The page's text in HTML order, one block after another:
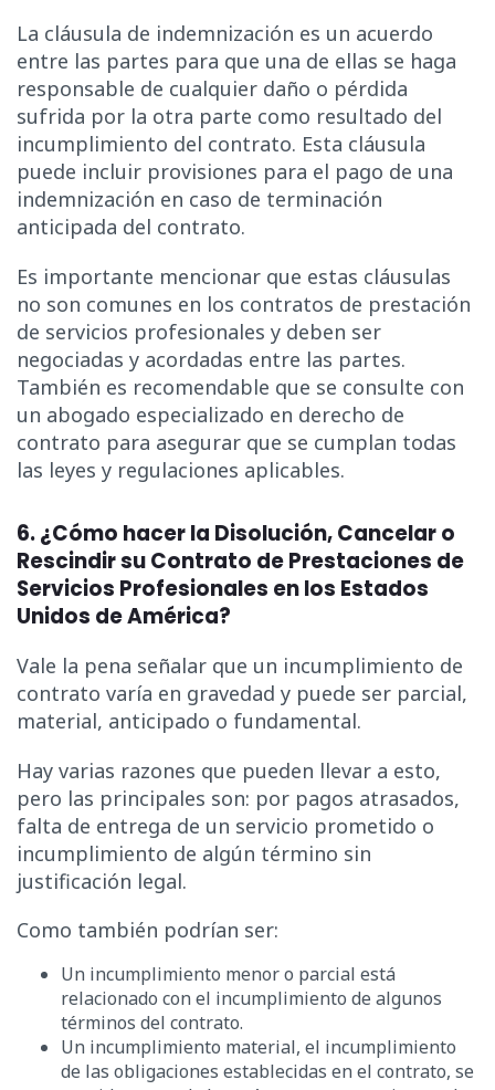
La cláusula de indemnización es un acuerdo
entre las partes para que una de ellas se haga
responsable de cualquier daño o pérdida
sufrida por la otra parte como resultado del
incumplimiento del contrato. Esta cláusula
puede incluir provisiones para el pago de una
indemnización en caso de terminación
anticipada del contrato.
Es importante mencionar que estas cláusulas
no son comunes en los contratos de prestación
de servicios profesionales y deben ser
negociadas y acordadas entre las partes.
También es recomendable que se consulte con
un abogado especializado en derecho de
contrato para asegurar que se cumplan todas
las leyes y regulaciones aplicables.
6. ¿Cómo hacer la Disolución, Cancelar o
Rescindir su Contrato de Prestaciones de
Servicios Profesionales en los Estados
Unidos de América?
Vale la pena señalar que un incumplimiento de
contrato varía en gravedad y puede ser parcial,
material, anticipado o fundamental.
Hay varias razones que pueden llevar a esto,
pero las principales son: por pagos atrasados,
falta de entrega de un servicio prometido o
incumplimiento de algún término sin
justificación legal.
Como también podrían ser:
Un incumplimiento menor o parcial está
relacionado con el incumplimiento de algunos
términos del contrato.
Un incumplimiento material, el incumplimiento
de las obligaciones establecidas en el contrato, se